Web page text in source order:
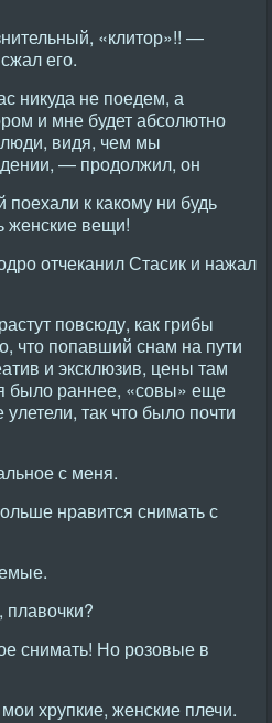
«клитор»!! —
его.
никуда не поедем, а
и мне будет абсолютно
видя, чем мы
— продолжил, он
к какому ни будь
женские вещи!
отчеканил Стасик и нажал
повсюду, как грибы
что попавший снам на пути
и эксклюзив, цены там
раннее, «совы» еще
так что было почти
с меня.
нравится снимать с
снимать! Но розовые в
хрупкие, женские плечи.